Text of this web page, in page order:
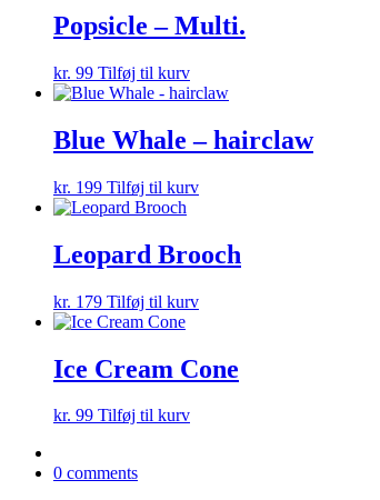
Popsicle – Multi.
kr. 99 Tilføj til kurv
Blue Whale – hairclaw
kr. 199 Tilføj til kurv
Leopard Brooch
kr. 179 Tilføj til kurv
Ice Cream Cone
kr. 99 Tilføj til kurv
0 comments